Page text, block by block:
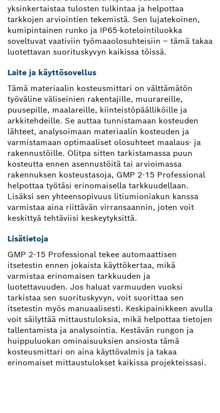
yksinkertaistaa tulosten tulkintaa ja helpottaa
tarkkojen arviointien tekemistä. Sen lujatekoinen,
kumipintainen runko ja IP65-kotelointiluokka
soveltuvat vaativiin työmaaolosuhteisiin – tämä takaa
luotettavan suorituskyvyn kaikissa töissä.
Laite ja käyttösovellus
Tämä materiaalin kosteusmittari on välttämätön
työväline väliseinien rakentajille, muurareille,
puusepille, maalareille, kiinteistöpäälliköille ja
arkkitehdeille. Se auttaa tunnistamaan kosteuden
lähteet, analysoimaan materiaalin kosteuden ja
varmistamaan optimaaliset olosuhteet maalaus- ja
rakennustöille. Olitpa sitten tarkistamassa puun
kosteutta ennen asennustöitä tai arvioimassa
rakennuksen kosteustasoja, GMP 2-15 Professional
helpottaa työtäsi erinomaisella tarkkuudellaan.
Lisäksi sen yhteensopivuus litiumioniakun kanssa
varmistaa aina riittävän virransaannin, joten voit
keskittyä tehtäviisi keskeytyksittä.
Lisätietoja
GMP 2-15 Professional tekee automaattisen
itsetestin ennen jokaista käyttökertaa, mikä
varmistaa erinomaisen tarkkuuden ja
luotettavuuden. Jos haluat varmuuden vuoksi
tarkistaa sen suorituskyvyn, voit suorittaa sen
itsetestin myös manuaalisesti. Keskipainikkeen avulla
voit säilyttää mittaustuloksia, mikä helpottaa tietojen
tallentamista ja analysointia. Kestävän rungon ja
huippuluokan ominaisuuksien ansiosta tämä
kosteusmittari on aina käyttövalmis ja takaa
erinomaiset mittaustulokset kaikissa projekteissasi.